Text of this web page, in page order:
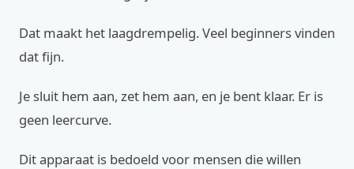
Dat maakt het laagdrempelig. Veel beginners vinden
dat fijn.
Je sluit hem aan, zet hem aan, en je bent klaar. Er is
geen leercurve.
Dit apparaat is bedoeld voor mensen die willen